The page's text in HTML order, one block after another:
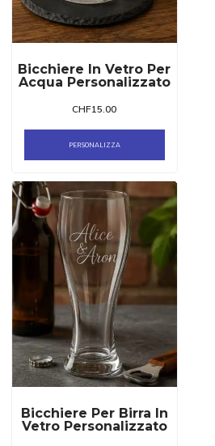
Bicchiere In Vetro Per
Acqua Personalizzato
CHF15.00
PERSONALIZZA
Bicchiere Per Birra In
Vetro Personalizzato